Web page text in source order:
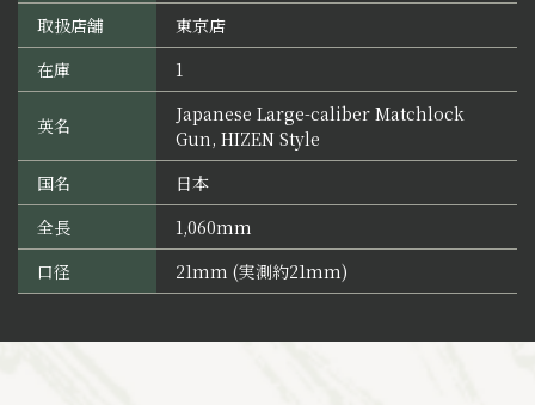
取扱店舗
東京店
在庫
1
英名
Japanese Large-caliber Matchlock
Gun, HIZEN Style
国名
日本
全長
1,060mm
口径
21mm (実測約21mm)